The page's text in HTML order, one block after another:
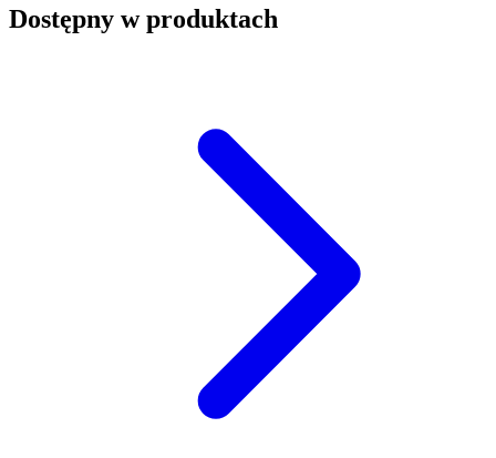
Dostępny w produktach